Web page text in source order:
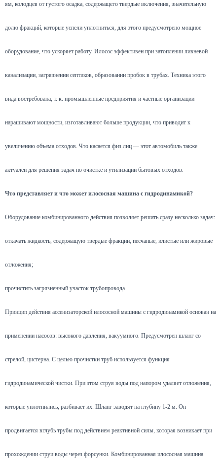
ям, колодцев от густого осадка, содержащего твердые включения, значительную
долю фракций, которые успели уплотниться, для этого предусмотрено мощное
оборудование, что ускоряет работу. Илосос эффективен при затоплении ливневой
канализации, загрязнении септиков, образовании пробок в трубах. Техника этого
вида востребована, т. к. промышленные предприятия и частные организации
наращивают мощности, изготавливают больше продукции, что приводит к
увеличению объема отходов. Что касается физ.лиц — этот автомобиль также
актуален для решения задач по очистке и утилизации бытовых отходов.
Что представляет и что может илососная машина с гидродинамикой?
Оборудование комбинированного действия позволяет решить сразу несколько задач:
откачать жидкость, содержащую твердые фракции, песчаные, илистые или жировые
отложения;
прочистить загрязненный участок трубопровода.
Принцип действия ассенизаторской илососной машины с гидродинамикой основан на
применении насосов: высокого давления, вакуумного. Предусмотрен шланг со
стрелой, цистерна. С целью прочистки труб используется функция
гидродинамической чистки. При этом струя воды под напором удаляет отложения,
которые уплотнились, разбивает их. Шланг заводят на глубину 1-2 м. Он
продвигается вглубь трубы под действием реактивной силы, которая возникает при
прохождении струи воды через форсунки. Комбинированная илососная машина